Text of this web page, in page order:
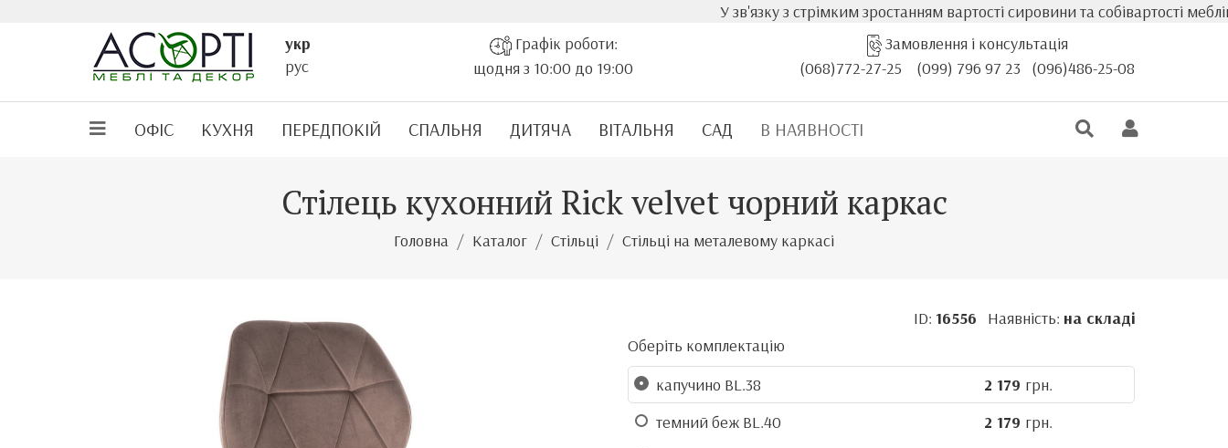
У зв'язку з стрімким зростанням вартості сировини та собівартості меблів,
укр
рус
Графік роботи:
щодня з 10:00 до 19:00
Замовлення і консультація
(068)772-27-25
(099) 796 97 23 (096)486-25-08
ОФІС КУХНЯ ПЕРЕДПОКІЙ СПАЛЬНЯ ДИТЯЧА ВІТАЛЬНЯ САД В НАЯВНОСТІ
Стілець кухонний Rick velvet чорний каркас
Головна Каталог Стільці Стільці на металевому каркасі
ID: 16556 Наявність: на складі
Оберіть комплектацію
капучино BL.38
2 179 грн.
темний беж BL.40
2 179 грн.